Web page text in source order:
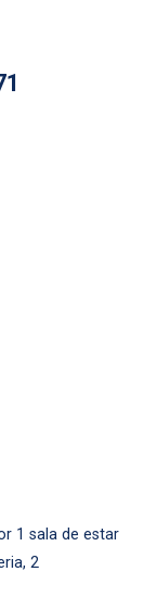
1 sala de estar
2